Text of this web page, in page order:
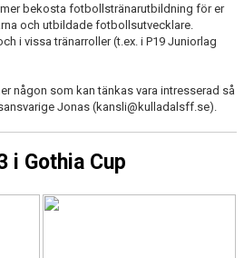
bekosta fotbollstränarutbildning för er
och utbildade fotbollsutvecklare.
i vissa tränarroller (t.ex. i P19 Juniorlag
någon som kan tänkas vara intresserad så
Jonas (kansli@kulladalsff.se).
i Gothia Cup